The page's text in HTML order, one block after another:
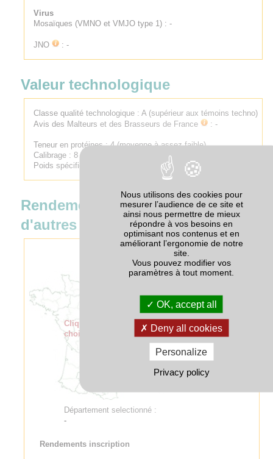
Virus
Mosaïques (VMNO et VMJO type 1) : -
JNO : -
Valeur technologique
Classe qualité technologique : A (supérieur aux témoins techno)
Avis des Malteurs et des Brasseurs de France
: -
Teneur en protéines : 4 (moyenne à assez faible)
Calibrage : 8
Poids spécifique : 5 (moyen)
Rendement par rapport à
d'autres variétés
Cliquer sur la carte pour
choisir un département
Département selectionné :
-
Rendements inscription
Nous utilisons des cookies pour
mesurer l’audience de ce site et
ainsi nous permettre de mieux
répondre à vos besoins en
optimisant nos contenus et en
améliorant l’ergonomie de notre
site.
Vous pouvez modifier vos
paramètres à tout moment.
OK, accept all
Deny all cookies
Personalize
Privacy policy